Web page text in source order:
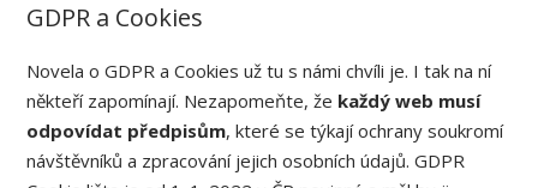
GDPR a Cookies
Novela o GDPR a Cookies už tu s námi chvíli je. I tak na ní
někteří zapomínají. Nezapomeňte, že každý web musí
odpovídat předpisům, které se týkají ochrany soukromí
návštěvníků a zpracování jejich osobních údajů. GDPR